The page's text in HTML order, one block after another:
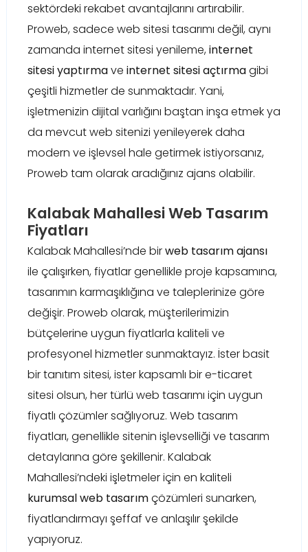
sektördeki rekabet avantajlarını artırabilir.
Proweb, sadece web sitesi tasarımı değil, aynı
zamanda internet sitesi yenileme,internet
sitesi yaptırmave internet sitesi açtırmagibi
çeşitli hizmetler de sunmaktadır. Yani,
işletmenizin dijital varlığını baştan inşa etmek ya
da mevcut web sitenizi yenileyerek daha
modern ve işlevsel hale getirmek istiyorsanız,
Proweb tam olarak aradığınız ajans olabilir.
Kalabak Mahallesi Web Tasarım
Fiyatları
Kalabak Mahallesi’nde birweb tasarım ajansı
ile çalışırken, fiyatlar genellikle proje kapsamına,
tasarımın karmaşıklığına ve taleplerinize göre
değişir. Proweb olarak, müşterilerimizin
bütçelerine uygun fiyatlarla kaliteli ve
profesyonel hizmetler sunmaktayız. İster basit
bir tanıtım sitesi, ister kapsamlı bir e-ticaret
sitesi olsun, her türlü web tasarımı için uygun
fiyatlı çözümler sağlıyoruz. Web tasarım
fiyatları, genellikle sitenin işlevselliği ve tasarım
detaylarına göre şekillenir. Kalabak
Mahallesi’ndeki işletmeler için en kaliteli
kurumsal web tasarımçözümleri sunarken,
fiyatlandırmayı şeffaf ve anlaşılır şekilde
yapıyoruz.